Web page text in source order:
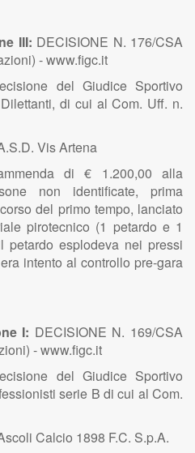
III: DECISIONE N. 176/CSA
- www.figc.it
del Giudice Sportivo
di cui al Com. Uff. n.
Vis Artena
di € 1.200,00 alla
non identificate, prima
del primo tempo, lanciato
pirotecnico (1 petardo e 1
petardo esplodeva nei pressi
intento al controllo pre-gara
I: DECISIONE N. 169/CSA
- www.figc.it
del Giudice Sportivo
serie B di cui al Com.
Calcio 1898 F.C. S.p.A.